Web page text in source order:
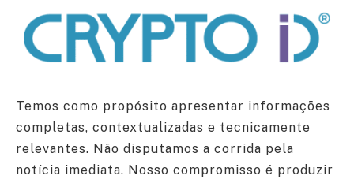
Temos como propósito apresentar informações
completas, contextualizadas e tecnicamente
relevantes. Não disputamos a corrida pela
notícia imediata. Nosso compromisso é produzir